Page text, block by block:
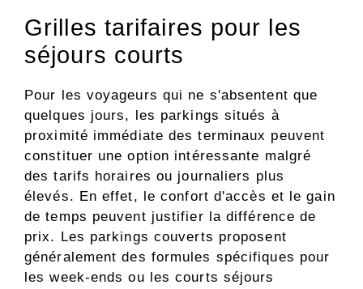
Grilles tarifaires pour les
séjours courts
Pour les voyageurs qui ne s'absentent que
quelques jours, les parkings situés à
proximité immédiate des terminaux peuvent
constituer une option intéressante malgré
des tarifs horaires ou journaliers plus
élevés. En effet, le confort d'accès et le gain
de temps peuvent justifier la différence de
prix. Les parkings couverts proposent
généralement des formules spécifiques pour
les week-ends ou les courts séjours